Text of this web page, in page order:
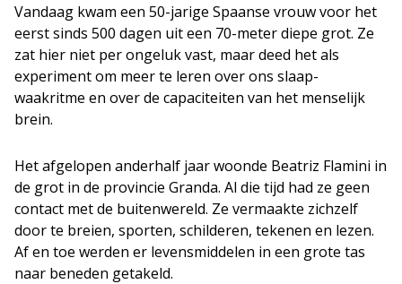
Vandaag kwam een 50-jarige Spaanse vrouw voor het
eerst sinds 500 dagen uit een 70-meter diepe grot. Ze
zat hier niet per ongeluk vast, maar deed het als
experiment om meer te leren over ons slaap-
waakritme en over de capaciteiten van het menselijk
brein.
Het afgelopen anderhalf jaar woonde Beatriz Flamini in
de grot in de provincie Granda. Al die tijd had ze geen
contact met de buitenwereld. Ze vermaakte zichzelf
door te breien, sporten, schilderen, tekenen en lezen.
Af en toe werden er levensmiddelen in een grote tas
naar beneden getakeld.